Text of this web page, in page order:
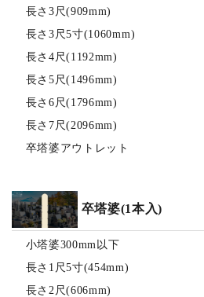
長さ3尺(909mm)
長さ3尺5寸(1060mm)
長さ4尺(1192mm)
長さ5尺(1496mm)
長さ6尺(1796mm)
長さ7尺(2096mm)
卒塔婆アウトレット
卒塔婆(1本入)
小塔婆300mm以下
長さ1尺5寸(454mm)
長さ2尺(606mm)